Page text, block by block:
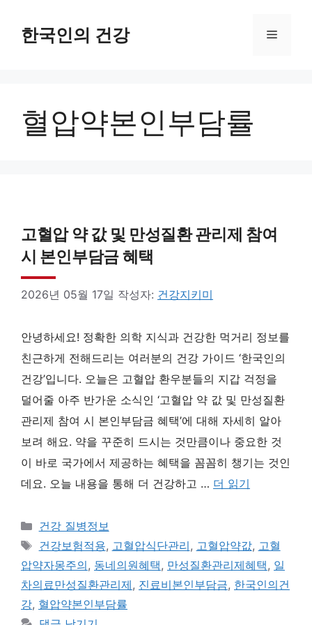
한국인의 건강 메
혈압약본인부담률
고혈압 약 값 및 만성질환 관리제 참여
시 본인부담금 혜택
2026년 05월 17일 작성자: 건강지키미
안녕하세요! 정확한 의학 지식과 건강한 먹거리 정보를
친근하게 전해드리는 여러분의 건강 가이드 ‘한국인의
건강’입니다. 오늘은 고혈압 환우분들의 지갑 걱정을
덜어줄 아주 반가운 소식인 ‘고혈압 약 값 및 만성질환
관리제 참여 시 본인부담금 혜택’에 대해 자세히 알아
보려 해요. 약을 꾸준히 드시는 것만큼이나 중요한 것
이 바로 국가에서 제공하는 혜택을 꼼꼼히 챙기는 것인
데요. 오늘 내용을 통해 더 건강하고 … 더 읽기
카
테
고
리
건강 질병정보
태
그
건강보험적용, 고혈압식단관리, 고혈압약값, 고혈
압약자몽주의, 동네의원혜택, 만성질환관리제혜택, 일
차의료만성질환관리제, 진료비본인부담금, 한국인의건
강, 혈압약본인부담률